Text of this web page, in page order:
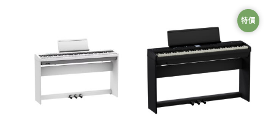
特價